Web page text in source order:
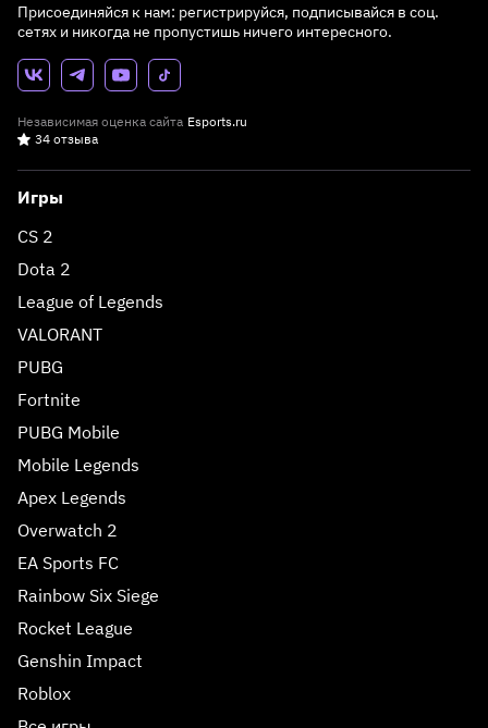
Присоединяйся к нам: регистрируйся, подписывайся в соц.
сетях и никогда не пропустишь ничего интересного.
Независимая оценка сайта Esports.ru
34 отзыва
Игры
CS 2
Dota 2
League of Legends
VALORANT
PUBG
Fortnite
PUBG Mobile
Mobile Legends
Apex Legends
Overwatch 2
EA Sports FC
Rainbow Six Siege
Rocket League
Genshin Impact
Roblox